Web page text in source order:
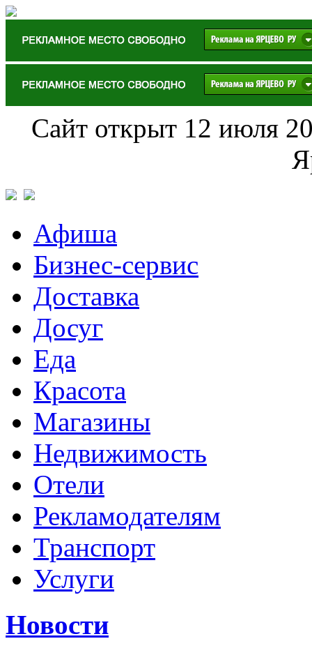
Сайт открыт 12 июля
Афиша
Бизнес-сервис
Доставка
Досуг
Еда
Красота
Магазины
Недвижимость
Отели
Рекламодателям
Транспорт
Услуги
Новости